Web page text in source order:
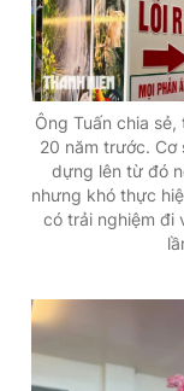
Ông Tuấn chia
20 năm trước.
dựng lên từ đó
nhưng khó thực
có trải nghiệm đi